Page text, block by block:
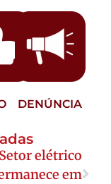
DENÚNCIA
Setor elétrico
em